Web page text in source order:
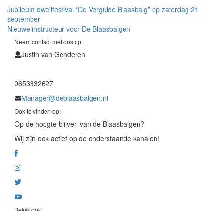
Bericht
navigatie
Jubileum dweilfestival “De Vergulde Blaasbalg” op zaterdag 21
september
Nieuwe instructeur voor De Blaasbalgen
Neem contact met ons op:
Justin van Genderen
0653332627
Manager@deblaasbalgen.nl
Ook te vinden op:
Op de hoogte blijven van de Blaasbalgen?
Wij zijn ook actief op de onderstaande kanalen!
Bekijk ook: